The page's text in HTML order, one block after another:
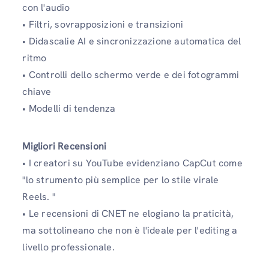
con l'audio
• Filtri, sovrapposizioni e transizioni
• Didascalie AI e sincronizzazione automatica del
ritmo
• Controlli dello schermo verde e dei fotogrammi
chiave
• Modelli di tendenza
Migliori Recensioni
• I creatori su YouTube evidenziano CapCut come
"lo strumento più semplice per lo stile virale
Reels. "
• Le recensioni di CNET ne elogiano la praticità,
ma sottolineano che non è l'ideale per l'editing a
livello professionale.